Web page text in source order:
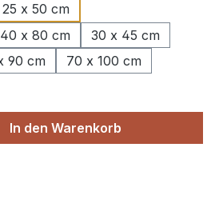
25 x 50 cm
x 80 cm
30 x 45 cm
90 cm
70 x 100 cm
gewünschten Wert
In den Warenkorb